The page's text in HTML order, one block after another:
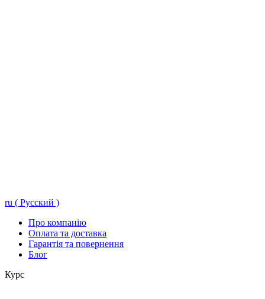
ru ( Русский )
Про компанію
Оплата та доставка
Гарантія та повернення
Блог
Курс